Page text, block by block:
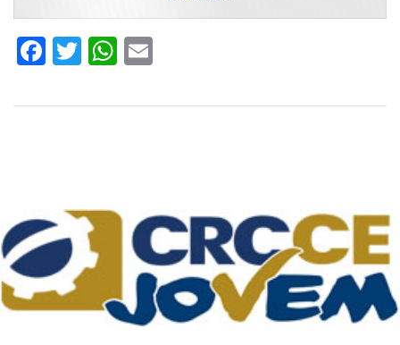
Facebook
TwitterWhatsApp